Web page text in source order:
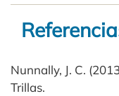
Nunnally, J. C.
Trillas.